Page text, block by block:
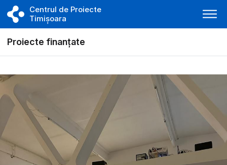
Centrul de Proiecte
Timișoara
Proiecte finanțate